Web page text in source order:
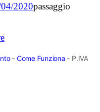
2020passaggio
- Come Funziona - P.IVA